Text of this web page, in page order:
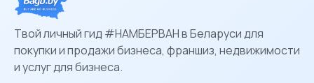
Твой личный гид #НАМБЕРВАН в Беларуси для
покупки и продажи бизнеса, франшиз, недвижимости
и услуг для бизнеса.